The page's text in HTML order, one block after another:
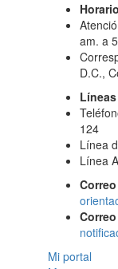
am. a
D.C.,
124
Línea
Línea
Mi portal